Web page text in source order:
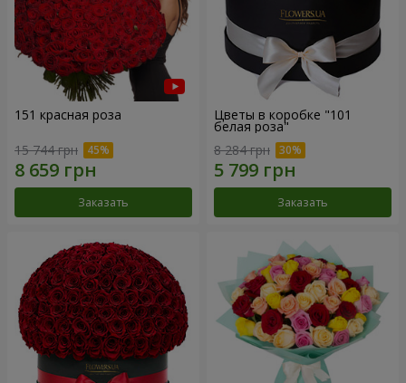
151 красная роза
15 744 грн
Заказать
Цветы в коробке "101
белая роза"
8 284 грн
Заказать